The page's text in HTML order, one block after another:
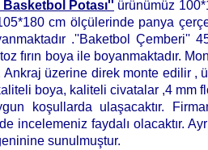
Potası'' ürünümüz
cm ölçülerinde panya
.''Baketbol Çemberi''
fırın boya ile boyanmaktadır.
Ankraj üzerine direk monte edilir ,
boya, kaliteli civatalar ,4 mm
koşullarda ulaşacaktır.
incelemeniz faydalı olacaktır.
sunulmuştur.